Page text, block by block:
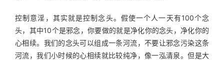
控制意淫，其实就是控制念头。假使一个人一天有100个念
头，其中10个是邪念，你要做的就是净化你的念头，净化你的
心相续。我们的念头可以组成一条河流，不要让邪念污染这条
河流，我们小时候的心相续就比较纯净，像一泓清泉。但是大